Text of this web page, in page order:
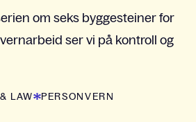
om seks byggesteiner for
ser vi på kontroll og
LAW PERSONVERN